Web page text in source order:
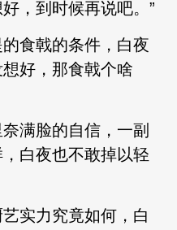
，到时候再说吧。”
食戟的条件，白夜
好，那食戟个啥
满脸的自信，一副
白夜也不敢掉以轻
实力究竟如何，白